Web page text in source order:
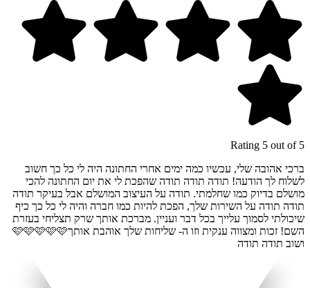
Rating 5 out of 5
ברכי אהובה שלי, עכשיו כמה ימים אחרי החתונה היה לי כל כך חשוב
לשלוח לך הודעה! תודה תודה תודה שהפכת לי את יום החתונה להכי
מושלם בדיוק כמו שחלמתי. תודה על העיצוב המושלם אבל בעיקר תודה
תודה תודה על השירות שלך, הפכת להיות כמו חברה והיה לי כל כך כיף
שיכולתי לסמוך עלייך בכל דבר ועניין. מברכת אותך שרק תצליחי בעזרת
השם! זכות ומצווה ענקית וזו ה- שליחות שלך אוהבת אותך🩷🩷🩷🩷🩷
ושוב תודה תודה